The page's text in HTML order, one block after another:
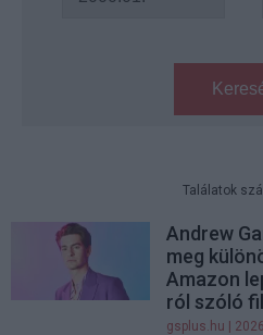
Találatok
Andrew
meg
Amazon
ról szóló
gsplus.hu |